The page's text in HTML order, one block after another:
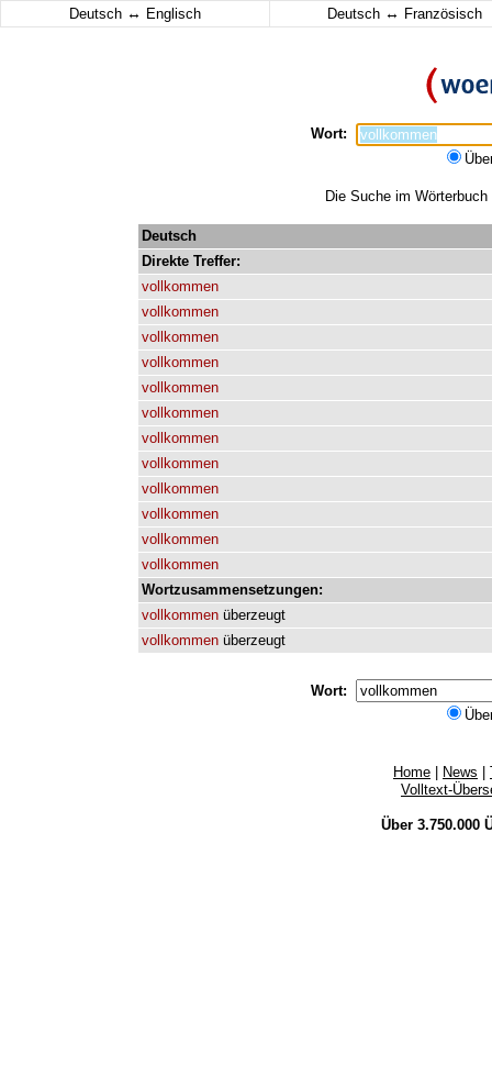
Deutsch ↔ Englisch Deutsch ↔ Französisch
Wort:
Die Suche im
Deutsch
Direkte Treffer:
vollkommen
vollkommen
vollkommen
vollkommen
vollkommen
vollkommen
vollkommen
vollkommen
vollkommen
vollkommen
vollkommen
vollkommen
Wortzusammensetzungen:
vollkommen überzeugt
vollkommen überzeugt
Wort:
Home News
Volltext-
Über 3.750.000